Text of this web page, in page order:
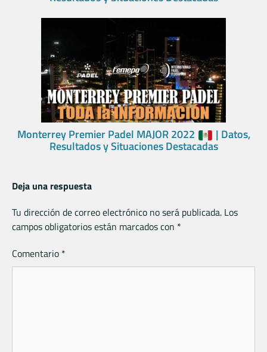
Monterrey Premier Padel MAJOR 2022 | Datos,
Resultados y Situaciones Destacadas
Deja una respuesta
Tu dirección de correo electrónico no será publicada. Los
campos obligatorios están marcados con *
Comentario *